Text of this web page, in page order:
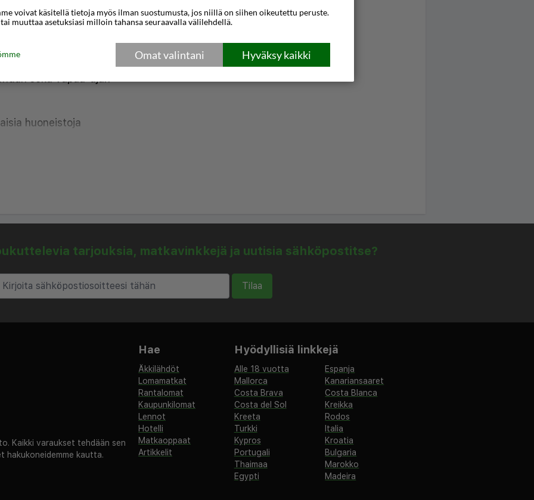
vieraille, jotka etsivät
sijaitsee
vilkasta
mikä
sekä vapaa-ajan
huoneistoja
mukavalla sängyllä,
itsehoitoa
tarkoitetulle
suosituksissa,
on omistautunut
ympäristön.
tai pidemmällä
jokaisesta
tarjouksia, matkavinkkejä ja uutisia sähköpostitse?
Tilaa
Kaikki varaukset tehdään sen
hakukoneidemme kautta.
Hae
Äkkilähdöt
Lomamatkat
Rantalomat
Kaupunkilomat
Lennot
Hotelli
Matkaoppaat
Artikkelit
Hyödyllisiä linkkejä
Alle 18 vuotta
Espanja
Mallorca
Kanariansaaret
Costa Brava
Costa Blanca
Costa del Sol
Kreikka
Kreeta
Rodos
Turkki
Italia
Kypros
Kroatia
Portugali
Bulgaria
Thaimaa
Marokko
Egypti
Madeira
voivat käsitellä tietoja myös ilman suostumusta, jos niillä on siihen oikeutettu peruste.
muuttaa asetuksiasi milloin tahansa seuraavalla välilehdellä.
Hyväksy kaikki
Omat valintani